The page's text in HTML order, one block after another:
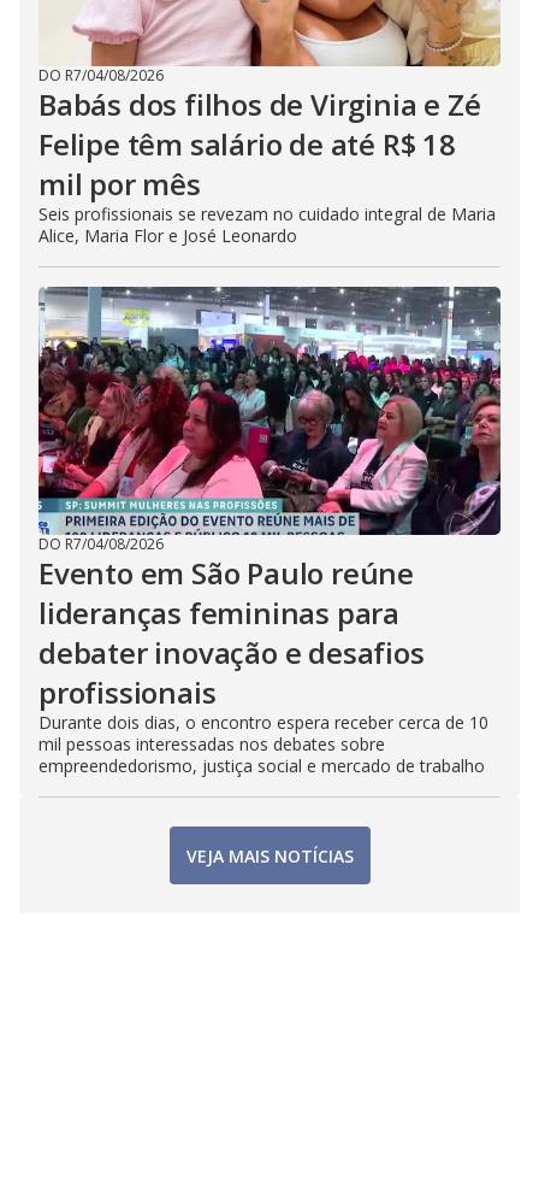
DO R7/04/08/2026
Babás dos filhos de Virginia e Zé
Felipe têm salário de até R$ 18
mil por mês
Seis profissionais se revezam no cuidado integral de Maria
Alice, Maria Flor e José Leonardo
DO R7/04/08/2026
Evento em São Paulo reúne
lideranças femininas para
debater inovação e desafios
profissionais
Durante dois dias, o encontro espera receber cerca de 10
mil pessoas interessadas nos debates sobre
empreendedorismo, justiça social e mercado de trabalho
VEJA MAIS NOTÍCIAS